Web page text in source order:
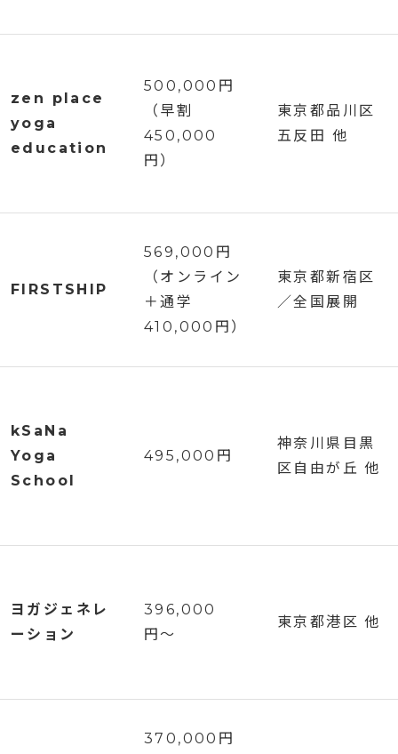
zen place
yoga
education
500,000円
（早割
450,000
円）
東京都品川区
五反田 他
FIRSTSHIP
569,000円
（オンライン
＋通学
410,000円）
東京都新宿区
／全国展開
kSaNa
Yoga
School
495,000円
神奈川県目黒
区自由が丘 他
ヨガジェネレ
ーション
396,000
円〜
東京都港区 他
370,000円